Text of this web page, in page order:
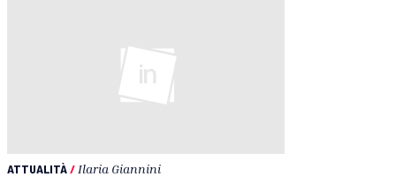
ATTUALITÀ/ Ilaria Giannini